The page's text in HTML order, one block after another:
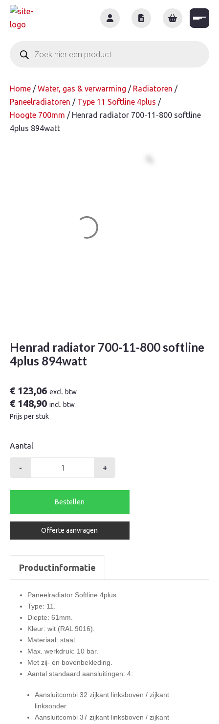
Skip
zoeken
Home /Water, gas & verwarming / Radiatoren /
Paneelradiatoren / Type 11 Softline 4plus /
Hoogte 700mm / Henrad radiator 700-11-800 softline
4plus 894watt
Henrad radiator 700-11-800 softline
4plus 894watt
€123,06 excl. btw
€148,90 incl. btw
Prijs per stuk
Aantal
-
11-
softline
894watt
+
Bestellen
Offerte aanvragen
Productinformatie
Paneelradiator Softline 4plus.
Type: 11.
Diepte: 61mm.
Kleur: wit (RAL 9016).
Materiaal: staal.
Max. werkdruk: 10 bar.
Met zij- en bovenbekleding.
Aantal standaard aansluitingen: 4:
Aansluitcombi 32 zijkant linksboven / zijkant
linksonder.
Aansluitcombi 37 zijkant linksboven / zijkant